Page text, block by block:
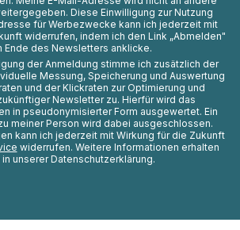
Diese Einwilligung zur Nutzung
für Werbezwecke kann ich jederzeit mit
widerrufen, indem ich den Link „Abmelden"
Ende des Newsletters anklicke.
der Anmeldung stimme ich zusätzlich der
Messung, Speicherung und Auswertung
und der Klickraten zur Optimierung und
Newsletter zu. Hierfür wird das
in pseudonymisierter Form ausgewertet. Ein
meiner Person wird dabei ausgeschlossen.
kann ich jederzeit mit Wirkung für die Zukunft
widerrufen. Weitere Informationen erhalten
in unserer Datenschutzerklärung.